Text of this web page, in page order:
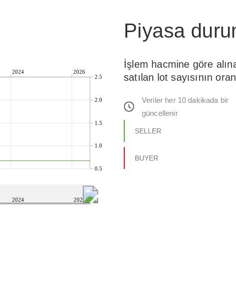
2024 2026
0.5
1.0
1.5
2.0
2.5
2024 2026
Piyasa
İşlem hacmine göre
satılan lot sayısının
Veriler her 10 dakikada bir
güncellenir
SELLER
BUYER